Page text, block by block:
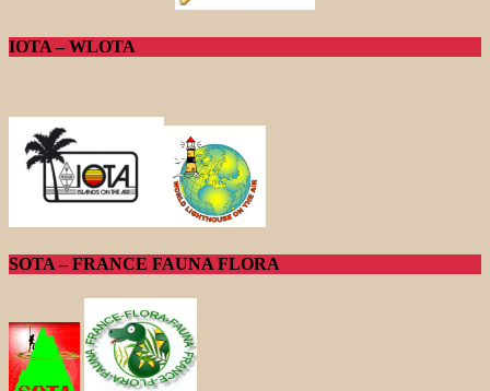
IOTA – WLOTA
SOTA – FRANCE FAUNA FLORA